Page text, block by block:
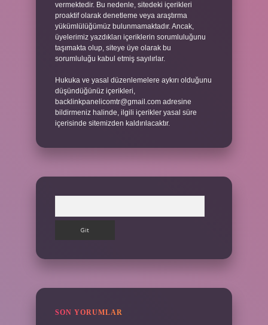
vermektedir. Bu nedenle, sitedeki içerikleri
proaktif olarak denetleme veya araştırma
yükümlülüğümüz bulunmamaktadır. Ancak,
üyelerimiz yazdıkları içeriklerin sorumluluğunu
taşımakta olup, siteye üye olarak bu
sorumluluğu kabul etmiş sayılırlar.
Hukuka ve yasal düzenlemelere aykırı olduğunu
düşündüğünüz içerikleri,
backlinkpanelicomtr@gmail.com adresine
bildirmeniz halinde, ilgili içerikler yasal süre
içerisinde sitemizden kaldırılacaktır.
SON YORUMLAR